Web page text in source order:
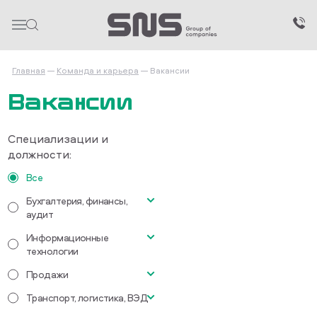
Главная Команда и карьера Вакансии
Вакансии
Специализации и
должности:
Все
Бухгалтерия, финансы,
аудит
Главный бухгалтер
Информационные
технологии
Водитель категории СЕ
Продажи
Торговый представитель
Транспорт, логистика, ВЭД